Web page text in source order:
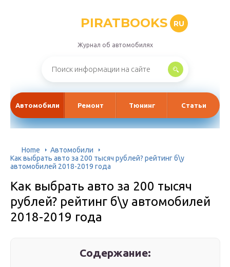
PIRATBOOKS RU
Журнал об автомобилях
Автомобили Ремонт Тюнинг Статьи
Home
Автомобили
Как выбрать авто за 200 тысяч рублей? рейтинг б\у
автомобилей 2018-2019 года
Как выбрать авто за 200 тысяч
рублей? рейтинг б\у автомобилей
2018-2019 года
Содержание: